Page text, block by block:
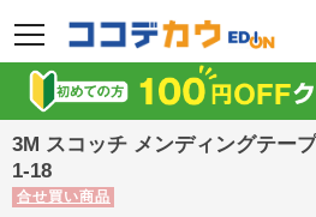
メニュー
3M スコッチ メンディングテー
1-18
合せ買い商品